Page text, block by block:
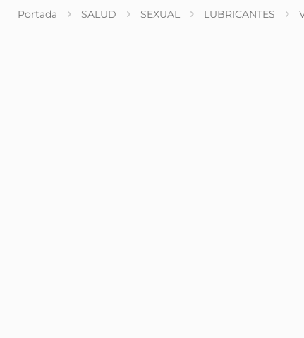
Portada SALUD SEXUAL LUBRICANTES